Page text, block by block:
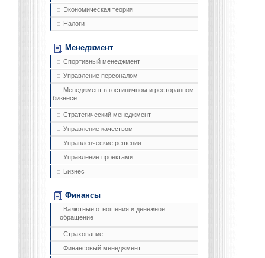
Экономическая теория
Налоги
Менеджмент
Спортивный менеджмент
Управление персоналом
Менеджмент в гостиничном и ресторанном
бизнесе
Стратегический менеджмент
Управление качеством
Управленческие решения
Управление проектами
Бизнес
Финансы
Валютные отношения и денежное
обращение
Страхование
Финансовый менеджмент